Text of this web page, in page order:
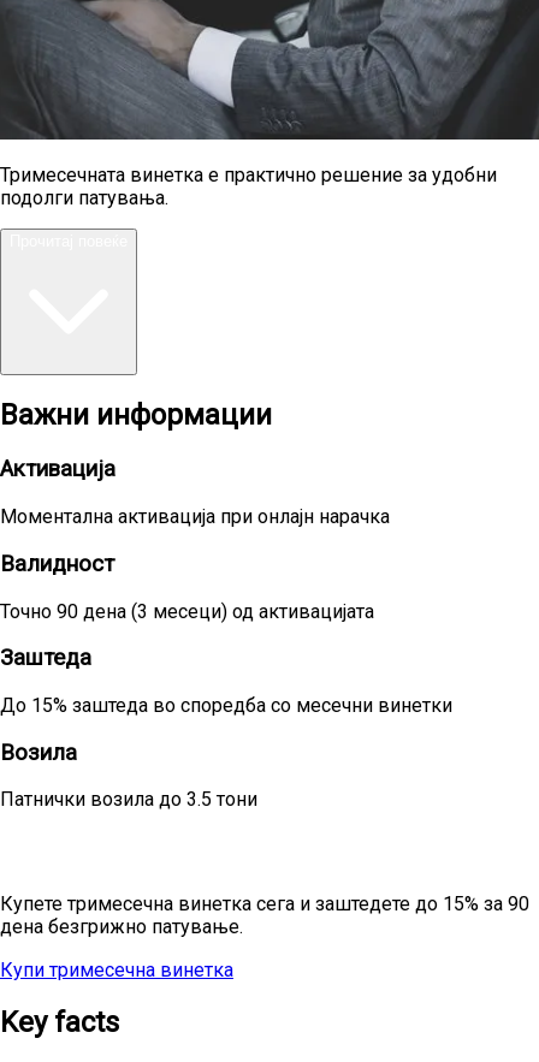
Тримесечната винетка е практично решение за удобни
подолги патувања.
Важни информации
Активација
Моментална активација при онлајн нарачка
Валидност
Точно 90 дена (3 месеци) од активацијата
Заштеда
До 15% заштеда во споредба со месечни винетки
Возила
Патнички возила до 3.5 тони
Купете тримесечна винетка сега и заштедете до 15% за 90
дена безгрижно патување.
Купи тримесечна винетка
Key facts